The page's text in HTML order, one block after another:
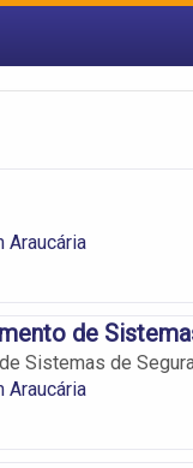
Araucária
de
Sistemas de
Araucária